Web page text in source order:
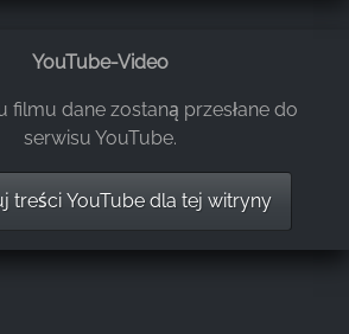
YouTube-Video
filmu dane zostaną przesłane do
serwisu YouTube.
treści YouTube dla tej witryny